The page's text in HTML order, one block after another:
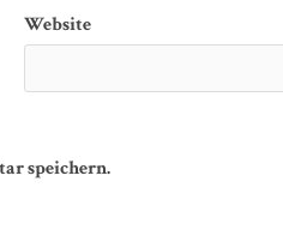
Website
speichern.